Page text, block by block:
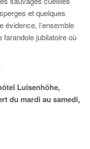
et quelques
évidence, l’ensemble
jubilatoire où
Luisenhöhe,
du mardi au samedi,